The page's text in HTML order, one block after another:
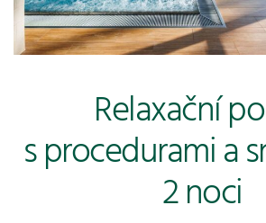
Relaxační
s procedurami a
2 noci